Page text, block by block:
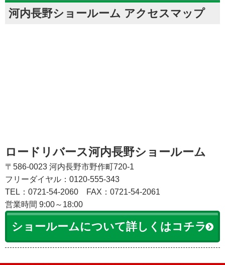
河内長野ショールーム アクセスマップ
ロードリバース河内長野ショールーム
〒586-0023 河内長野市野作町720-1
フリーダイヤル：0120-555-343
TEL：0721-54-2060
FAX：0721-54-2061
営業時間 9:00～18:00
ショールームについて詳しくはコチラ